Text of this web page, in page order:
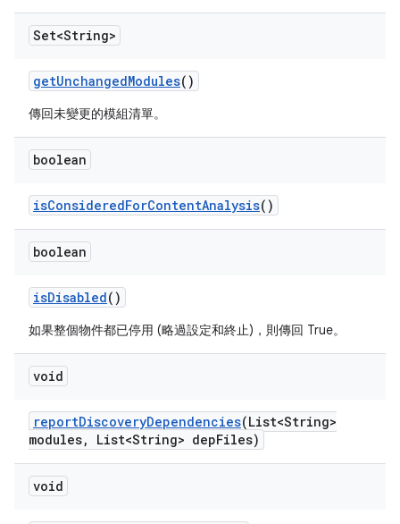
Set<String>
getUnchangedModules()
傳回未變更的模組清單。
boolean
isConsideredForContentAnalysis()
boolean
isDisabled()
如果整個物件都已停用 (略過設定和終止)，則傳回 True。
void
reportDiscoveryDependencies(List<String>
modules, List<String> depFiles)
void